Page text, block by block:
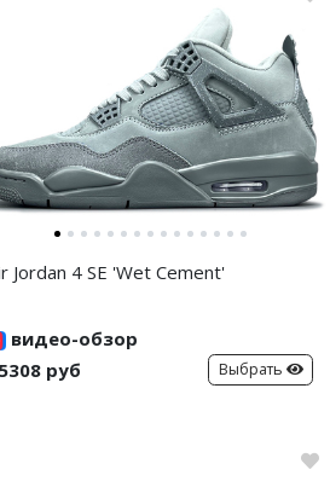
Jordan 4 SE 'Wet Cement'
видео-обзор
руб
Выбрать